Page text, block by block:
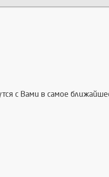
с Вами в самое